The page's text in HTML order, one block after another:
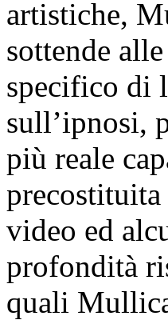
artistiche,
sottende
specifico di
sull’ipnosi,
più reale
video ed
profondità
quali